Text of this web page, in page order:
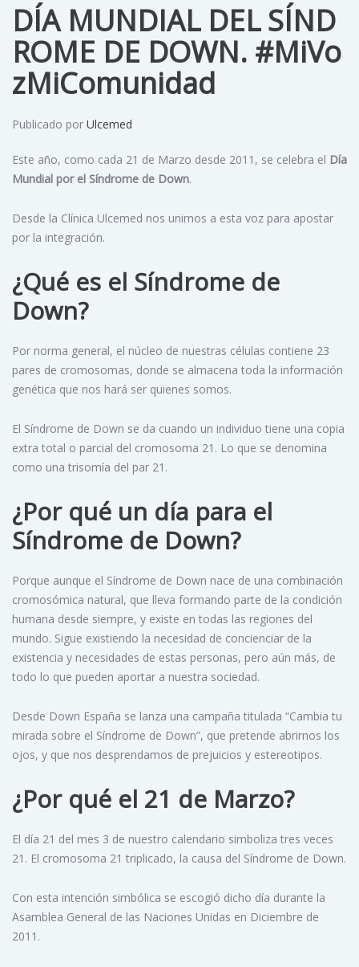
DÍA MUNDIAL DEL SÍND
ROME DE DOWN. #MiVo
zMiComunidad
Publicado por Ulcemed
Este año, como cada 21 de Marzo desde 2011, se celebra el Día
Mundial por el Síndrome de Down.
Desde la Clínica Ulcemed nos unimos a esta voz para apostar
por la integración.
¿Qué es el Síndrome de
Down?
Por norma general, el núcleo de nuestras células contiene 23
pares de cromosomas, donde se almacena toda la información
genética que nos hará ser quienes somos.
El Síndrome de Down se da cuando un individuo tiene una copia
extra total o parcial del cromosoma 21. Lo que se denomina
como una trisomía del par 21.
¿Por qué un día para el
Síndrome de Down?
Porque aunque el Síndrome de Down nace de una combinación
cromosómica natural, que lleva formando parte de la condición
humana desde siempre, y existe en todas las regiones del
mundo. Sigue existiendo la necesidad de concienciar de la
existencia y necesidades de estas personas, pero aún más, de
todo lo que pueden aportar a nuestra sociedad.
Desde Down España se lanza una campaña titulada “Cambia tu
mirada sobre el Síndrome de Down”, que pretende abrirnos los
ojos, y que nos desprendamos de prejuicios y estereotipos.
¿Por qué el 21 de Marzo?
El día 21 del mes 3 de nuestro calendario simboliza tres veces
21. El cromosoma 21 triplicado, la causa del Síndrome de Down.
Con esta intención simbólica se escogió dicho día durante la
Asamblea General de las Naciones Unidas en Diciembre de
2011.